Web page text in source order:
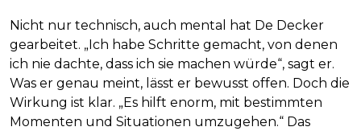
Nicht nur technisch, auch mental hat De Decker
gearbeitet. „Ich habe Schritte gemacht, von denen
ich nie dachte, dass ich sie machen würde“, sagt er.
Was er genau meint, lässt er bewusst offen. Doch die
Wirkung ist klar. „Es hilft enorm, mit bestimmten
Momenten und Situationen umzugehen.“ Das